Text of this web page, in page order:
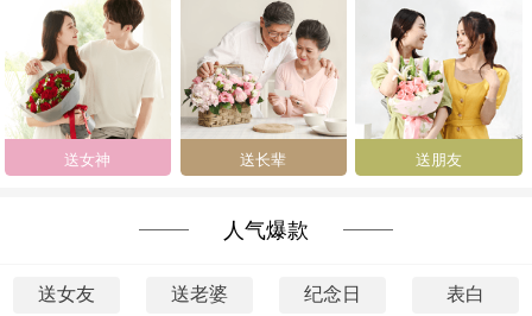
送女神 送长辈 送朋友
人气爆款
送女友 送老婆 纪念日 表白